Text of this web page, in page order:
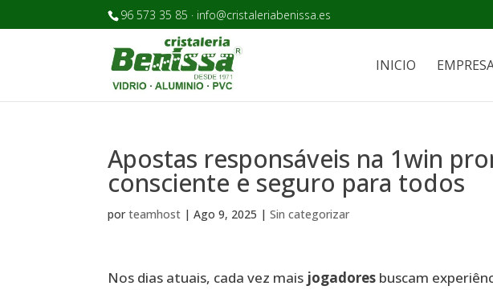
96 573 35 85 · info@cristaleriabenissa.es
INICIO
Apostas responsáveis na 1win
consciente e seguro para todos
porteamhost |Ago 9, 2025 |Sin categorizar
Nos dias atuais, cada vez mais jogadores buscam